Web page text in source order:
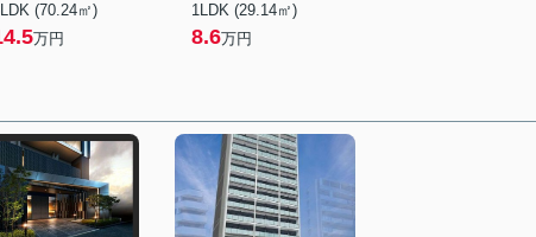
(70.24㎡)
万円
1LDK (29.14㎡)
8.6万円